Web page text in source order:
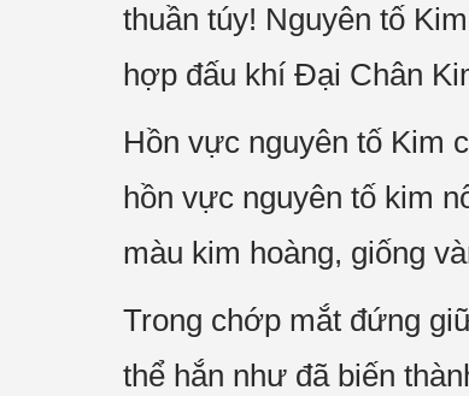
thuần túy! Nguyên tố
hợp đấu khí Đại Chân
Hồn vực nguyên tố Kim
hồn vực nguyên tố kim
màu kim hoàng, giống
Trong chớp mắt đứng
thể hắn như đã biến